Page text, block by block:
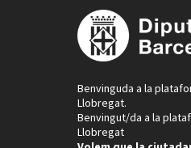
Benvinguda a la
Llobregat.
Benvingut/da a la
Llobregat